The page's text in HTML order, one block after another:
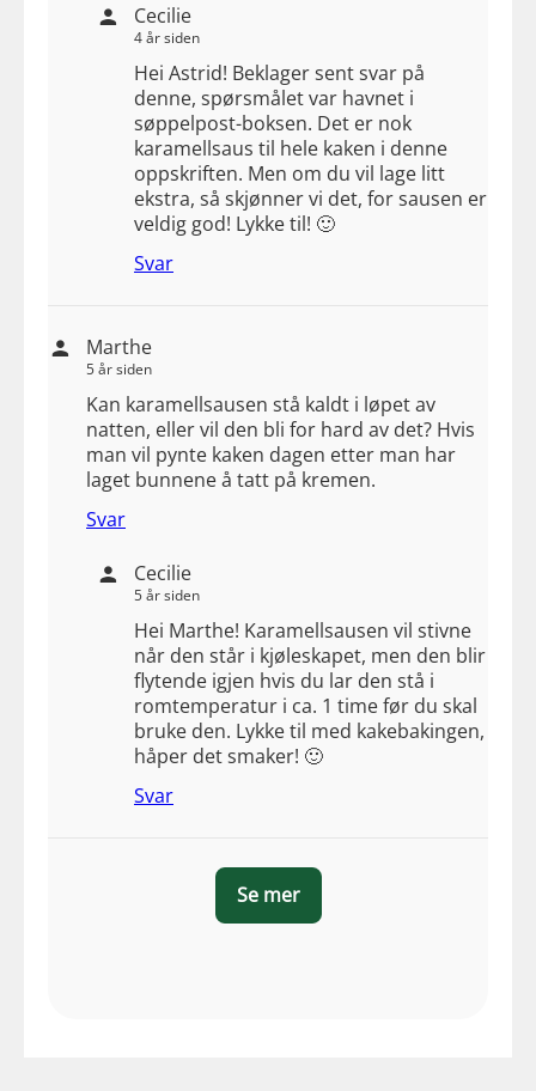
Cecilie
4 år siden
Hei Astrid! Beklager sent svar på
denne, spørsmålet var havnet i
søppelpost-boksen. Det er nok
karamellsaus til hele kaken i denne
oppskriften. Men om du vil lage litt
ekstra, så skjønner vi det, for sausen er
veldig god! Lykke til! 🙂
Svar
Marthe
5 år siden
Kan karamellsausen stå kaldt i løpet av
natten, eller vil den bli for hard av det? ​Hvis
man vil pynte kaken dagen etter man har
laget bunnene å tatt på kremen.
Svar
Cecilie
5 år siden
Hei Marthe! Karamellsausen vil stivne
når den står i kjøleskapet, men den blir
flytende igjen hvis du lar den stå i
romtemperatur i ca. 1 time før du skal
bruke den. Lykke til med kakebakingen,
håper det smaker! 🙂
Svar
Se mer